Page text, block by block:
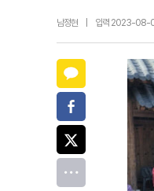
남정현 입력 2023-08-